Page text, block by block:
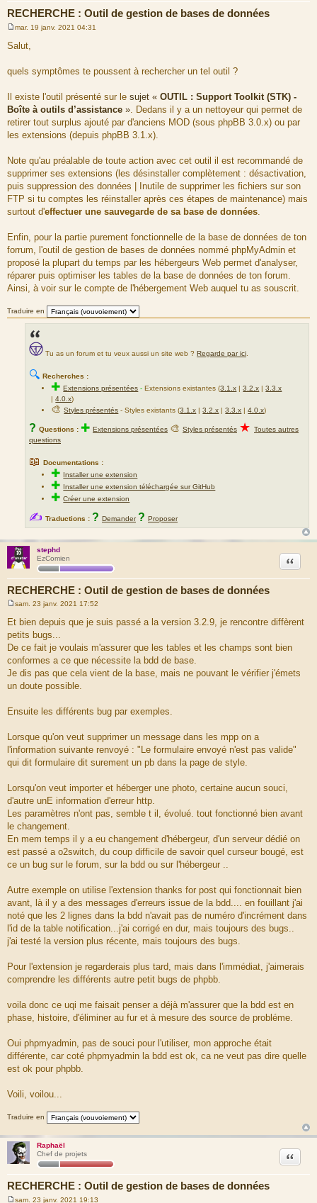
RECHERCHE : Outil de gestion de bases de données
e
s
g
mar. 19 janv. 2021 04:31
Salut,
quels symptômes te poussent à rechercher un tel outil ?
Il existe l'outil présenté sur le sujet « OUTIL : Support Toolkit (STK) -
Boîte à outils d’assistance » . Dedans il y a un nettoyeur qui permet de
retirer tout surplus ajouté par d'anciens MOD (sous phpBB 3.0.x) ou par
les extensions (depuis phpBB 3.1.x).
Note qu'au préalable de toute action avec cet outil il est recommandé de
supprimer ses extensions (les désinstaller complètement : désactivation,
puis suppression des données | Inutile de supprimer les fichiers sur son
FTP si tu comptes les réinstaller après ces étapes de maintenance) mais
surtout d'effectuer une sauvegarde de sa base de données
Enfin, pour la partie purement fonctionnelle de la base de données de ton
forrum, l'outil de gestion de bases de données nommé phpMyAdmin et
proposé la plupart du temps par les hébergeurs Web permet d'analyser,
réparer puis optimiser les tables de la base de données de ton forum.
Ainsi, à voir sur le compte de l'hébergement Web auquel tu as souscrit.
Traduire en
Tu as un forum et tu veux aussi un site web ? Regarde par ici
🔍 Recherches :
✚Extensions présentées -Extensions existantes (3.1.x |3.2.x |3.3.x
|4.0.x)
🎨Styles présentés - Styles existants (3.1.x |3.2.x |3.3.x |4.0.x)
? Questions : ✚ Extensions présentées 🎨 Styles présentés ★ Toutes autres
questions
📖 Documentations :
✚ Installer une extension
✚ Installer une extension téléchargée sur GitHub
✚Créer une extension
✍ Traductions : ? Demander ? Proposer
stephd
EzComien
RECHERCHE : Outil de gestion de bases de données
Citation
e
s
s
a
g
e
sam. 23 janv. 2021 17:52
Et bien depuis que je suis passé a la version 3.2.9, je rencontre diffèrent
petits bugs...
De ce fait je voulais m'assurer que les tables et les champs sont bien
conformes a ce que nécessite la bdd de base.
Je dis pas que cela vient de la base, mais ne pouvant le vérifier j'émets
un doute possible.
Ensuite les différents bug par exemples.
Lorsque qu'on veut supprimer un message dans les mpp on a
l'information suivante renvoyé : "Le formulaire envoyé n'est pas valide"
qui dit formulaire dit surement un pb dans la page de style.
Lorsqu'on veut importer et héberger une photo, certaine aucun souci,
d'autre unE information d'erreur http.
Les paramètres n'ont pas, semble t il, évolué. tout fonctionné bien avant
le changement.
En mem temps il y a eu changement d'hébergeur, d'un serveur dédié on
est passé a o2switch, du coup difficile de savoir quel curseur bougé, est
ce un bug sur le forum, sur la bdd ou sur l'hébergeur ..
Autre exemple on utilise l'extension thanks for post qui fonctionnait bien
avant, là il y a des messages d'erreurs issue de la bdd.... en fouillant j'ai
noté que les 2 lignes dans la bdd n'avait pas de numéro d'incrément dans
l'id de la table notification...j'ai corrigé en dur, mais toujours des bugs..
j'ai testé la version plus récente, mais toujours des bugs.
Pour l'extension je regarderais plus tard, mais dans l'immédiat, j'aimerais
comprendre les différents autre petit bugs de phpbb.
voila donc ce uqi me faisait penser a déjà m'assurer que la bdd est en
phase, histoire, d'éliminer au fur et à mesure des source de probléme.
Oui phpmyadmin, pas de souci pour l'utiliser, mon approche était
différente, car coté phpmyadmin la bdd est ok, ca ne veut pas dire quelle
est ok pour phpbb.
Voili, voilou...
Traduire en
Raphaël
Chef de projets
RECHERCHE : Outil de gestion de bases de données
Citation
sam. 23 janv. 2021 19:13